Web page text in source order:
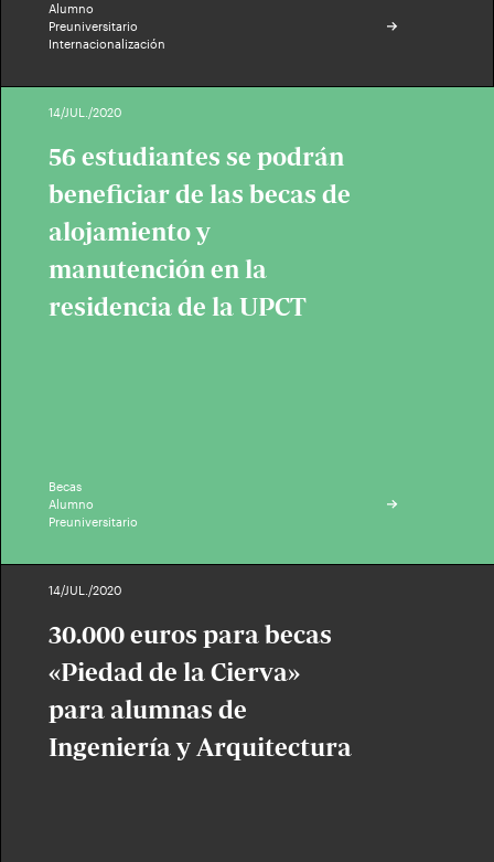
Alumno
Preuniversitario
Internacionalización
14/JUL./2020
56 estudiantes se podrán
beneficiar de las becas de
alojamiento y
manutención en la
residencia de la UPCT
Becas
Alumno
Preuniversitario
14/JUL./2020
30.000 euros para becas
«Piedad de la Cierva»
para alumnas de
Ingeniería y Arquitectura